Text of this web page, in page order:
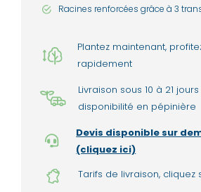
Racines renforcées grâce à 3
Plantez maintenant,
rapidement
Livraison sous 10 à 21
disponibilité en pépinière
Devis disponible sur
(cliquez ici)
Tarifs de livraison, cliquez